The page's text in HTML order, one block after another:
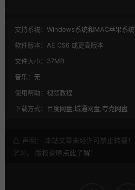
支持系统： Windows系统和MAC苹果系统
软件版本： AE CS6 或更高版本
文件大小： 37MB
音乐： 无
使用帮助： 视频教程
下载方式： 百度网盘,城通网盘,夸克网盘
声明： 本站文章未经许可禁止转载
学习， 版权说明点此了解 ！